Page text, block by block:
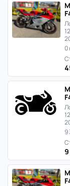
0
9